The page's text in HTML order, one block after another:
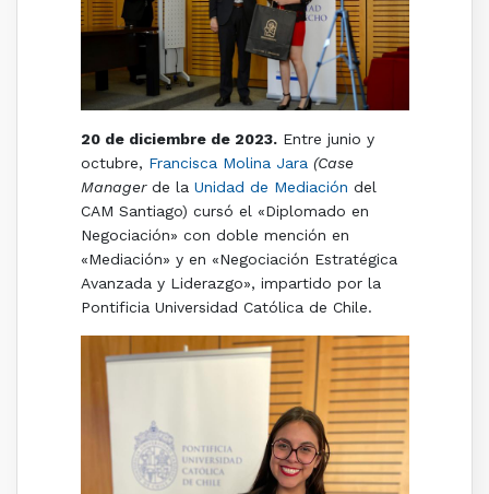
20 de diciembre de 2023.Entre junio y
octubre, Francisca Molina Jara (Case
Managerde la Unidad de Mediación del
CAM Santiago) cursó el «Diplomado en
Negociación» con doble mención en
«Mediación» y en «Negociación Estratégica
Avanzada y Liderazgo», impartido por la
Pontificia Universidad Católica de Chile.